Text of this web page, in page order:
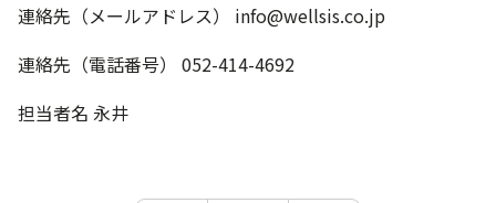
連絡先（メールアドレス） info@wellsis.co.jp
連絡先（電話番号） 052-414-4692
担当者名 永井